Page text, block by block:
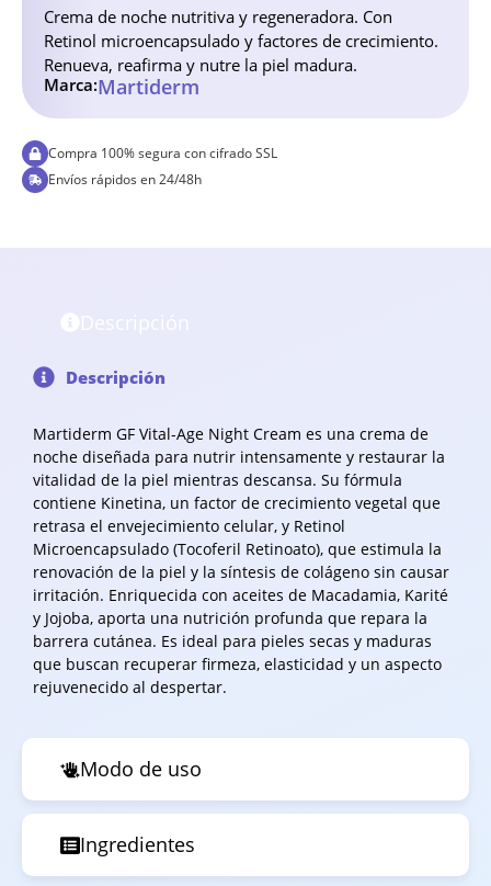
Crema de noche nutritiva y regeneradora. Con
Retinol microencapsulado y factores de crecimiento.
Renueva, reafirma y nutre la piel madura.
Marca:Martiderm
Compra 100% segura con cifrado SSL
Envíos rápidos en 24/48h
Modo de uso
Ingredientes
Descripción
Martiderm GF Vital-Age Night Cream es una crema de
noche diseñada para nutrir intensamente y restaurar la
vitalidad de la piel mientras descansa. Su fórmula
contiene Kinetina, un factor de crecimiento vegetal que
retrasa el envejecimiento celular, y Retinol
Microencapsulado (Tocoferil Retinoato), que estimula la
renovación de la piel y la síntesis de colágeno sin causar
irritación. Enriquecida con aceites de Macadamia, Karité
y Jojoba, aporta una nutrición profunda que repara la
barrera cutánea. Es ideal para pieles secas y maduras
que buscan recuperar firmeza, elasticidad y un aspecto
rejuvenecido al despertar.